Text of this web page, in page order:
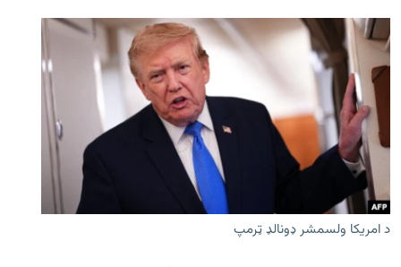
د امریکا ولسمشر ډونالډ ټرمپ